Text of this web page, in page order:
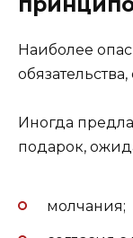
Наиболее
Иногда
подарок,
молчания;